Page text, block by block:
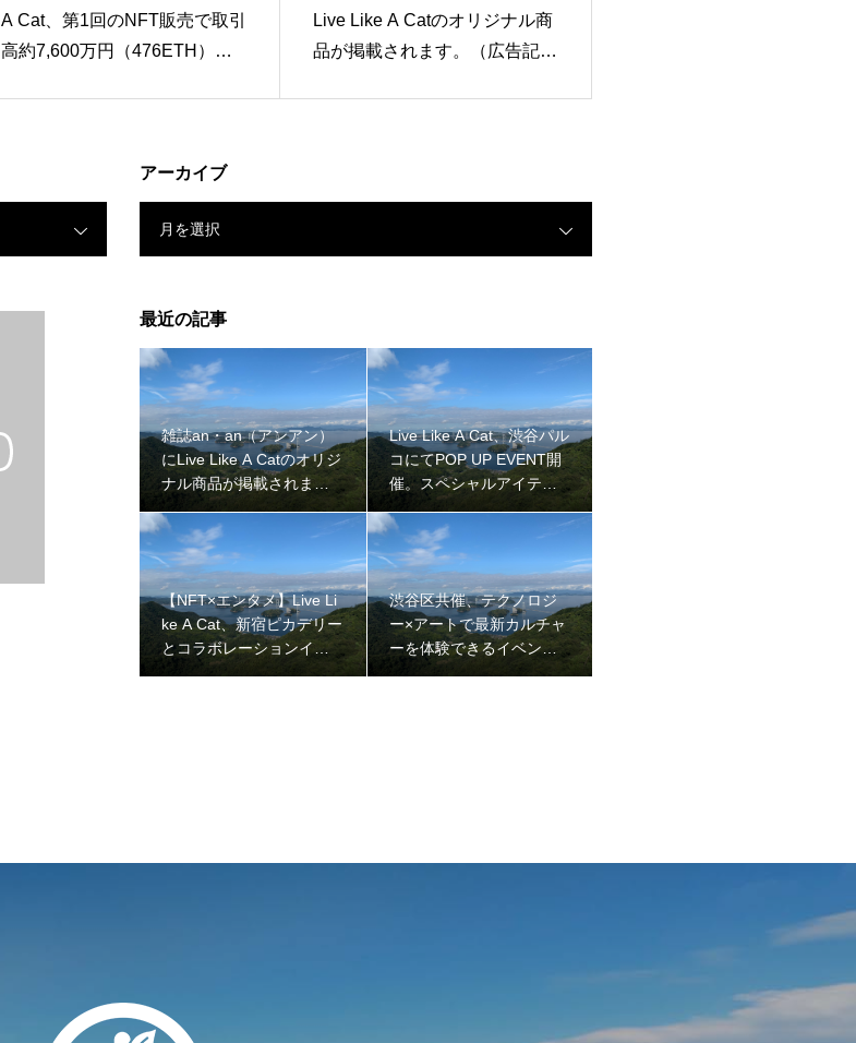
A Cat、第1回のNFT販売で取引
高約7,600万円（476ETH）を
Live Like A Catのオリジナル商
品が掲載されます。（広告記
アーカイブ
月を選択
最近の記事
雑誌an・an（アンアン）
にLive Like A Catのオリジ
ナル商品が掲載されま
月22日発売予定
Live Like A Cat、渋谷パル
コにてPOP UP EVENT開
催。スペシャルアイテム
レゼント！2024年2月9日
(金)〜2月11日(日)
【NFT×エンタメ】Live Li
ke A Cat、新宿ピカデリー
とコラボレーションイベ
渋谷区共催、テクノロジ
ー×アートで最新カルチャ
ーを体験できるイベント